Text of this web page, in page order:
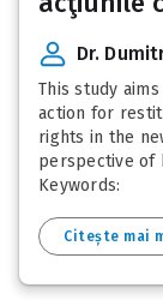
Dr.
This study
action for
rights in the
perspective of
Keywords:
Citește mai